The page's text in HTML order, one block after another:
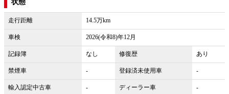
状態
走行距離 14.5万km
車検 2026(令和8)年12月
記録簿 なし 修復歴 あり
禁煙車 - 登録済未使用車 -
輸入認定中古車 - ディーラー車 -